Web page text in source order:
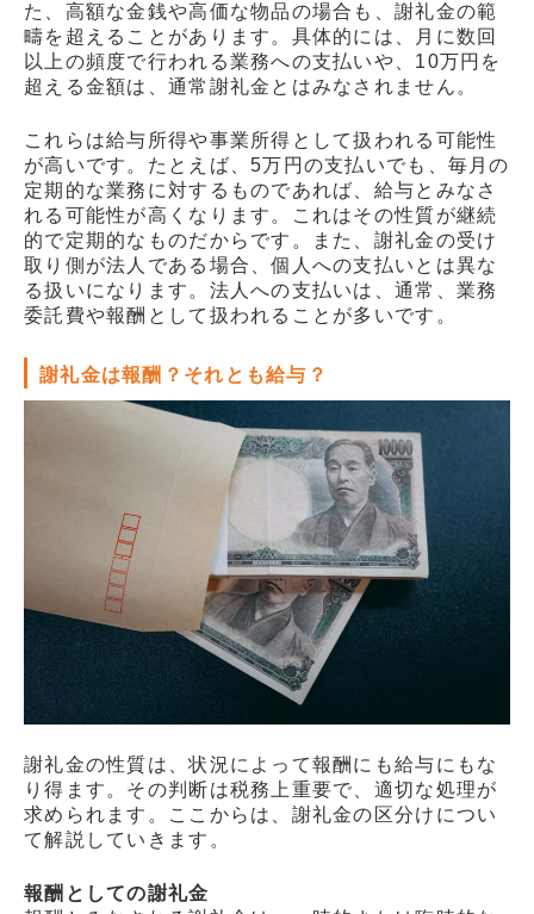
た、高額な金銭や高価な物品の場合も、謝礼金の範
疇を超えることがあります。具体的には、月に数回
以上の頻度で行われる業務への支払いや、10万円を
超える金額は、通常謝礼金とはみなされません。
これらは給与所得や事業所得として扱われる可能性
が高いです。たとえば、5万円の支払いでも、毎月の
定期的な業務に対するものであれば、給与とみなさ
れる可能性が高くなります。これはその性質が継続
的で定期的なものだからです。また、謝礼金の受け
取り側が法人である場合、個人への支払いとは異な
る扱いになります。法人への支払いは、通常、業務
委託費や報酬として扱われることが多いです。
謝礼金は報酬？それとも給与？
謝礼金の性質は、状況によって報酬にも給与にもな
り得ます。その判断は税務上重要で、適切な処理が
求められます。ここからは、謝礼金の区分けについ
て解説していきます。
報酬としての謝礼金